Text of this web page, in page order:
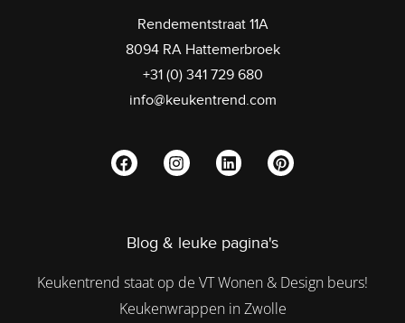
Rendementstraat 11A
8094 RA Hattemerbroek
+31 (0) 341 729 680
info@keukentrend.com
Blog & leuke pagina's
Keukentrend staat op de VT Wonen & Design beurs!
Keukenwrappen in Zwolle